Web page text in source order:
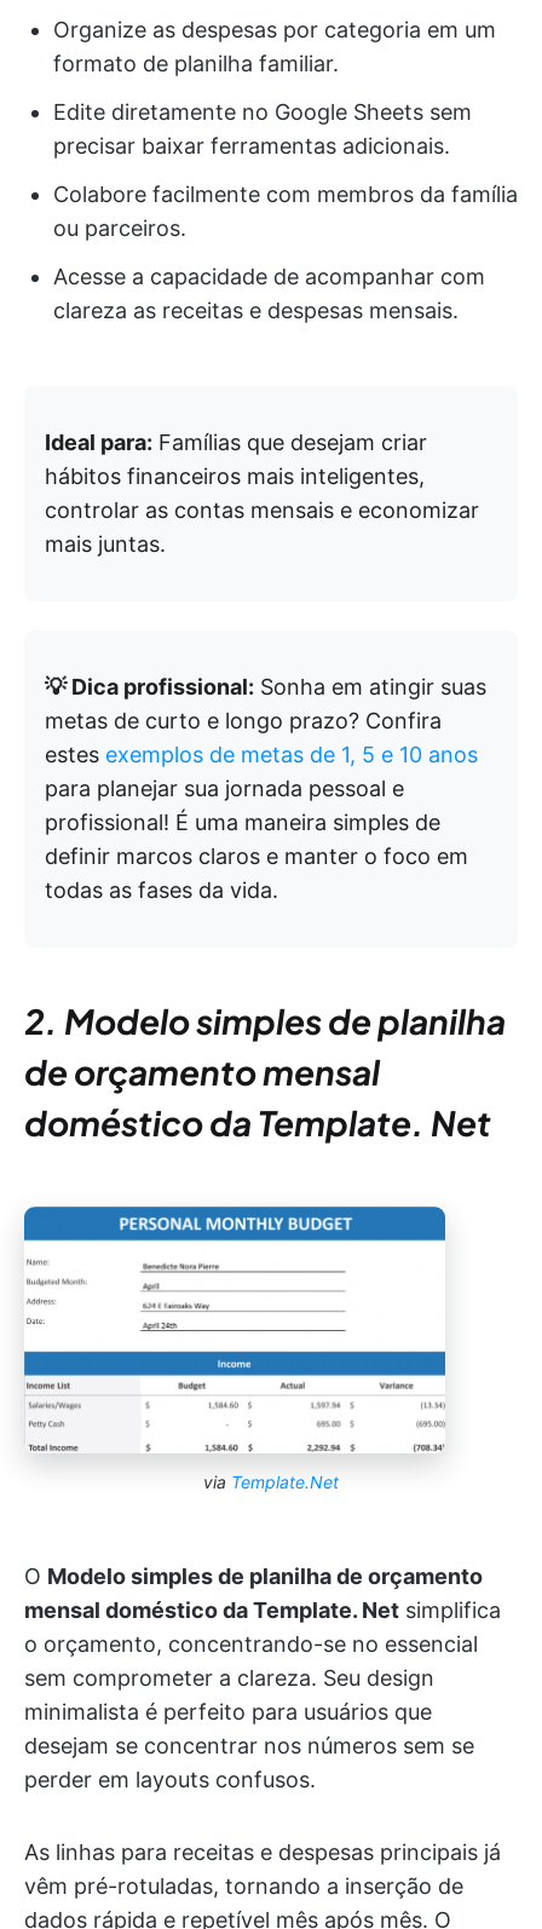
Organize as despesas por categoria em um
formato de planilha familiar.
Edite diretamente no Google Sheets sem
precisar baixar ferramentas adicionais.
Colabore facilmente com membros da família
ou parceiros.
Acesse a capacidade de acompanhar com
clareza as receitas e despesas mensais.
Ideal para: Famílias que desejam criar
hábitos financeiros mais inteligentes,
controlar as contas mensais e economizar
mais juntas.
💡 Dica profissional: Sonha em atingir suas
metas de curto e longo prazo? Confira
estes exemplos de metas de 1, 5 e 10 anos
para planejar sua jornada pessoal e
profissional! É uma maneira simples de
definir marcos claros e manter o foco em
todas as fases da vida.
2. Modelo simples de planilha
de orçamento mensal
doméstico da Template. Net
via Template.Net
O Modelo simples de planilha de orçamento
mensal doméstico da Template. Net simplifica
o orçamento, concentrando-se no essencial
sem comprometer a clareza. Seu design
minimalista é perfeito para usuários que
desejam se concentrar nos números sem se
perder em layouts confusos.
As linhas para receitas e despesas principais já
vêm pré-rotuladas, tornando a inserção de
dados rápida e repetível mês após mês. O